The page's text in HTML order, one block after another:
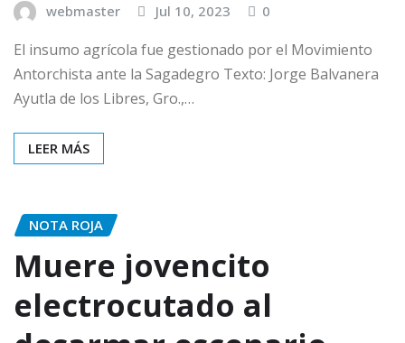
webmaster Jul 10, 2023 0
El insumo agrícola fue gestionado por el Movimiento
Antorchista ante la Sagadegro Texto: Jorge Balvanera
Ayutla de los Libres, Gro.,…
LEER MÁS
NOTA ROJA
Muere jovencito
electrocutado al